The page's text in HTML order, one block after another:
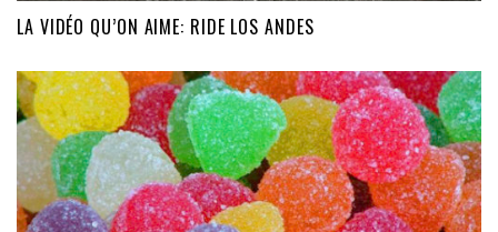
LA VIDÉO QU’ON AIME: RIDE LOS ANDES